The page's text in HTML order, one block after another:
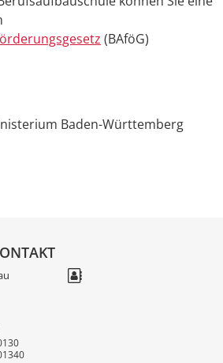
(BAföG)
Baden-Württemberg